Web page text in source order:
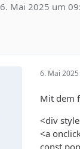
6. Mai 2025 um
6. Mai
Mit dem
<div
<a
const